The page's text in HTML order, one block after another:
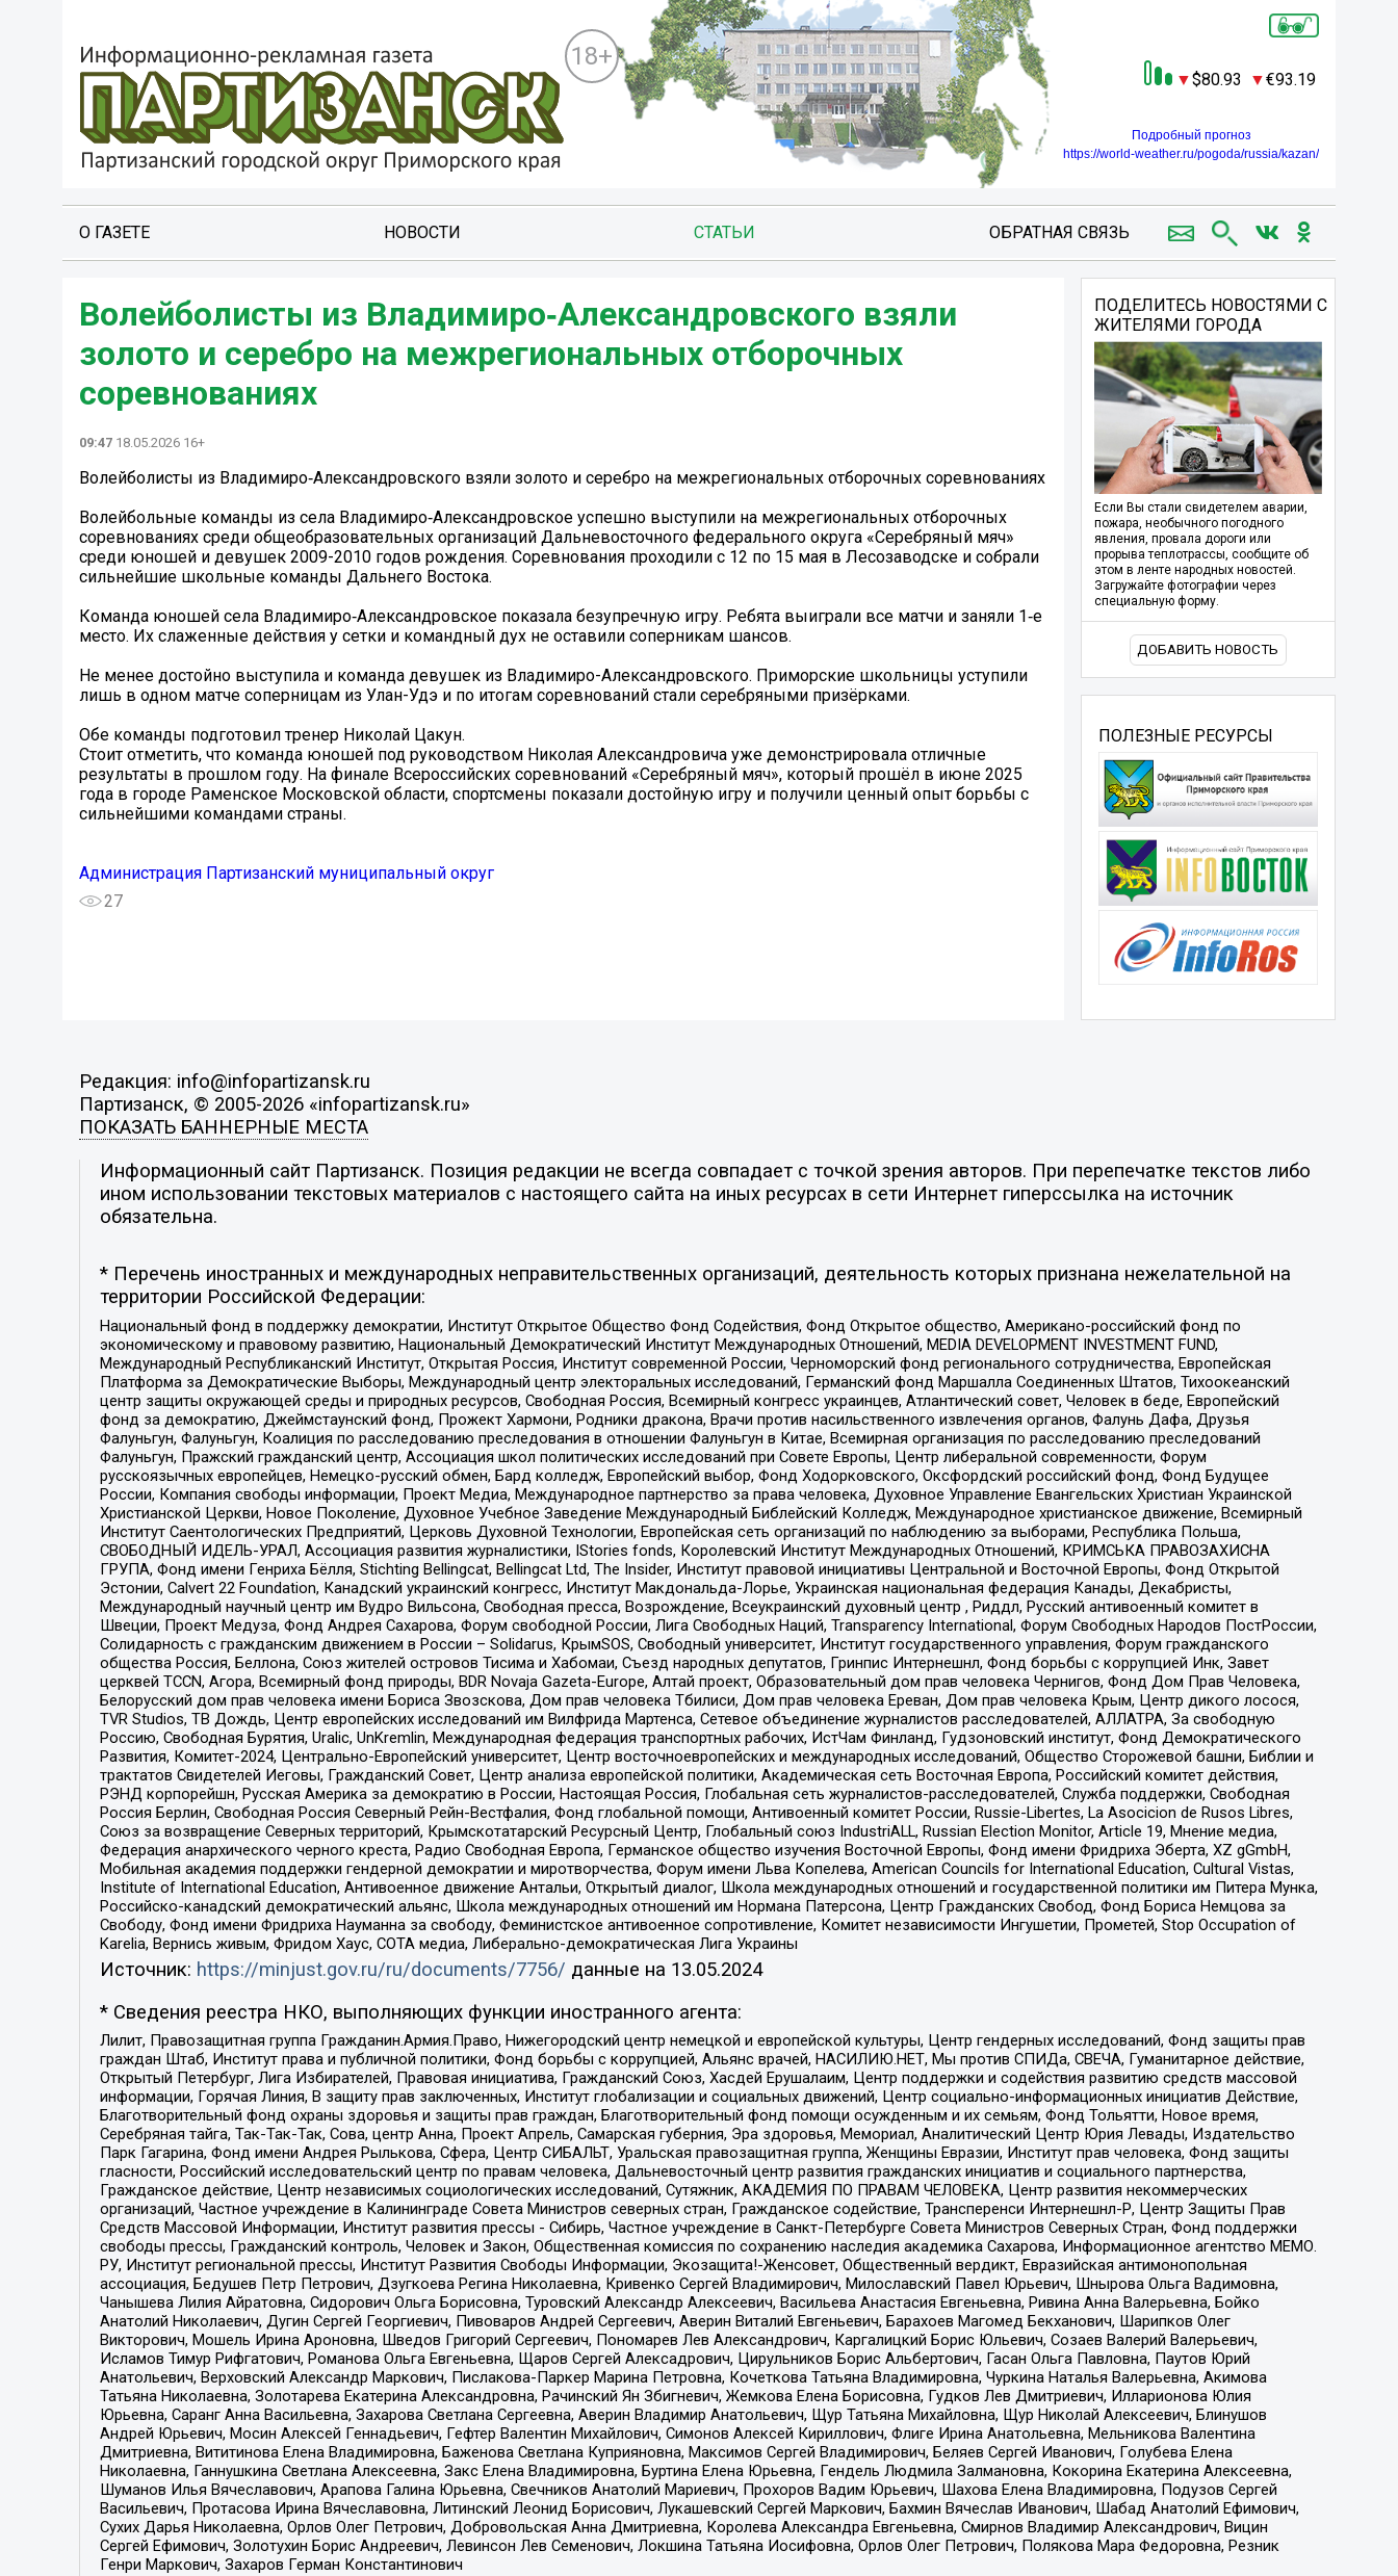
18+
80.93 93.19
Подробный прогноз
https://world-weather.ru/pogoda/russia/kazan/
О ГАЗЕТЕ НОВОСТИ СТАТЬИ ОБРАТНАЯ СВЯЗЬ
Волейболисты из Владимиро‑Александровского взяли
золото и серебро на межрегиональных отборочных
соревнованиях
09:47 18.05.2026 16+
Волейболисты из Владимиро‑Александровского взяли золото и серебро на межрегиональных отборочных соревнованиях
Волейбольные команды из села Владимиро‑Александровское успешно выступили на межрегиональных отборочных
соревнованиях среди общеобразовательных организаций Дальневосточного федерального округа «Серебряный мяч»
среди юношей и девушек 2009-2010 годов рождения. Соревнования проходили с 12 по 15 мая в Лесозаводске и собрали
сильнейшие школьные команды Дальнего Востока.
Команда юношей села Владимиро‑Александровское показала безупречную игру. Ребята выиграли все матчи и заняли 1‑е
место. Их слаженные действия у сетки и командный дух не оставили соперникам шансов.
Не менее достойно выступила и команда девушек из Владимиро-Александровского. Приморские школьницы уступили
лишь в одном матче соперницам из Улан-Удэ и по итогам соревнований стали серебряными призёрками.
Обе команды подготовил тренер Николай Цакун.
Стоит отметить, что команда юношей под руководством Николая Александровича уже демонстрировала отличные
результаты в прошлом году. На финале Всероссийских соревнований «Серебряный мяч», который прошёл в июне 2025
года в городе Раменское Московской области, спортсмены показали достойную игру и получили ценный опыт борьбы с
сильнейшими командами страны.
Администрация Партизанский муниципальный округ
27
ПОДЕЛИТЕСЬ НОВОСТЯМИ С
ЖИТЕЛЯМИ ГОРОДА
Если Вы стали свидетелем аварии,
пожара, необычного погодного
явления, провала дороги или
прорыва теплотрассы, сообщите об
этом в ленте народных новостей.
Загружайте фотографии через
специальную форму.
ДОБАВИТЬ НОВОСТЬ
ПОЛЕЗНЫЕ РЕСУРСЫ
Редакция: info@infopartizansk.ru
Партизанск, © 2005-2026 «infopartizansk.ru»
ПОКАЗАТЬ БАННЕРНЫЕ МЕСТА
Информационный сайт Партизанск. Позиция редакции не всегда совпадает с точкой зрения авторов. При перепечатке текстов либо
ином использовании текстовых материалов с настоящего сайта на иных ресурсах в сети Интернет гиперссылка на источник
обязательна.
* Перечень иностранных и международных неправительственных организаций, деятельность которых признана нежелательной на
территории Российской Федерации:
Национальный фонд в поддержку демократии, Институт Открытое Общество Фонд Содействия, Фонд Открытое общество, Американо-российский фонд по
экономическому и правовому развитию, Национальный Демократический Институт Международных Отношений, MEDIA DEVELOPMENT INVESTMENT FUND,
Международный Республиканский Институт, Открытая Россия, Институт современной России, Черноморский фонд регионального сотрудничества, Европейская
Платформа за Демократические Выборы, Международный центр электоральных исследований, Германский фонд Маршалла Соединенных Штатов, Тихоокеанский
центр защиты окружающей среды и природных ресурсов, Свободная Россия, Всемирный конгресс украинцев, Атлантический совет, Человек в беде, Европейский
фонд за демократию, Джеймстаунский фонд, Прожект Хармони, Родники дракона, Врачи против насильственного извлечения органов, Фалунь Дафа, Друзья
Фалуньгун, Фалуньгун, Коалиция по расследованию преследования в отношении Фалуньгун в Китае, Всемирная организация по расследованию преследований
Фалуньгун, Пражский гражданский центр, Ассоциация школ политических исследований при Совете Европы, Центр либеральной современности, Форум
русскоязычных европейцев, Немецко-русский обмен, Бард колледж, Европейский выбор, Фонд Ходорковского, Оксфордский российский фонд, Фонд Будущее
России, Компания свободы информации, Проект Медиа, Международное партнерство за права человека, Духовное Управление Евангельских Христиан Украинской
Христианской Церкви, Новое Поколение, Духовное Учебное Заведение Международный Библейский Колледж, Международное христианское движение, Всемирный
Институт Саентологических Предприятий, Церковь Духовной Технологии, Европейская сеть организаций по наблюдению за выборами, Республика Польша,
СВОБОДНЫЙ ИДЕЛЬ-УРАЛ, Ассоциация развития журналистики, IStories fonds, Королевский Институт Международных Отношений, КРИМСЬКА ПРАВОЗАХИСНА
ГРУПА, Фонд имени Генриха Бёлля, Stichting Bellingcat, Bellingcat Ltd, The Insider, Институт правовой инициативы Центральной и Восточной Европы, Фонд Открытой
Эстонии, Calvert 22 Foundation, Канадский украинский конгресс, Институт Макдональда-Лорье, Украинская национальная федерация Канады, Декабристы,
Международный научный центр им Вудро Вильсона, Свободная пресса, Возрождение, Всеукраинский духовный центр , Риддл, Русский антивоенный комитет в
Швеции, Проект Медуза, Фонд Андрея Сахарова, Форум свободной России, Лига Свободных Наций, Transparеncy International, Форум Свободных Народов ПостРоссии,
Солидарность с гражданским движением в России – Solidarus, КрымSOS, Свободный университет, Институт государственного управления, Форум гражданского
общества Россия, Беллона, Союз жителей островов Тисима и Хабомаи, Съезд народных депутатов, Гринпис Интернешнл, Фонд борьбы с коррупцией Инк, Завет
церквей TCCN, Агора, Всемирный фонд природы, BDR Novaja Gazeta-Europe, Алтай проект, Образовательный дом прав человека Чернигов, Фонд Дом Прав Человека,
Белорусский дом прав человека имени Бориса Звозскова, Дом прав человека Тбилиси, Дом прав человека Ереван, Дом прав человека Крым, Центр дикого лосося,
TVR Studios, ТВ Дождь, Центр европейских исследований им Вилфрида Мартенса, Сетевое объединение журналистов расследователей, АЛЛАТРА, За свободную
Россию, Свободная Бурятия, Uralic, UnKremlin, Международная федерация транспортных рабочих, ИстЧам Финланд, Гудзоновский институт, Фонд Демократического
Развития, Комитет-2024, Центрально-Европейский университет, Центр восточноевропейских и международных исследований, Общество Сторожевой башни, Библии и
трактатов Свидетелей Иеговы, Гражданский Совет, Центр анализа европейской политики, Академическая сеть Восточная Европа, Российский комитет действия,
РЭНД корпорейшн, Русская Америка за демократию в России, Настоящая Россия, Глобальная сеть журналистов-расследователей, Служба поддержки, Свободная
Россия Берлин, Свободная Россия Северный Рейн-Вестфалия, Фонд глобальной помощи, Антивоенный комитет России, Russie-Libertes, La Asocicion de Rusos Libres,
Союз за возвращение Северных территорий, Крымскотатарский Ресурсный Центр, Глобальный союз IndustriALL, Russian Election Monitor, Article 19, Мнение медиа,
Федерация анархического черного креста, Радио Свободная Европа, Германское общество изучения Восточной Европы, Фонд имени Фридриха Эберта, XZ gGmbH,
Мобильная академия поддержки гендерной демократии и миротворчества, Форум имени Льва Копелева, American Councils for International Education, Cultural Vistas,
Institute of International Education, Антивоенное движение Антальи, Открытый диалог, Школа международных отношений и государственной политики им Питера Мунка,
Российско-канадский демократический альянс, Школа международных отношений им Нормана Патерсона, Центр Гражданских Свобод, Фонд Бориса Немцова за
Свободу, Фонд имени Фридриха Науманна за свободу, Феминистское антивоенное сопротивление, Комитет независимости Ингушетии, Прометей, Stop Occupation of
Karelia, Вернись живым, Фридом Хаус, СОТА медиа, Либерально-демократическая Лига Украины
Источник: https://minjust.gov.ru/ru/documents/7756/ данные на 13.05.2024
* Сведения реестра НКО, выполняющих функции иностранного агента:
Лилит, Правозащитная группа Гражданин.Армия.Право, Нижегородский центр немецкой и европейской культуры, Центр гендерных исследований, Фонд защиты прав
граждан Штаб, Институт права и публичной политики, Фонд борьбы с коррупцией, Альянс врачей, НАСИЛИЮ.НЕТ, Мы против СПИДа, СВЕЧА, Гуманитарное действие,
Открытый Петербург, Лига Избирателей, Правовая инициатива, Гражданский Союз, Хасдей Ерушалаим, Центр поддержки и содействия развитию средств массовой
информации, Горячая Линия, В защиту прав заключенных, Институт глобализации и социальных движений, Центр социально-информационных инициатив Действие,
Благотворительный фонд охраны здоровья и защиты прав граждан, Благотворительный фонд помощи осужденным и их семьям, Фонд Тольятти, Новое время,
Серебряная тайга, Так-Так-Так, Сова, центр Анна, Проект Апрель, Самарская губерния, Эра здоровья, Мемориал, Аналитический Центр Юрия Левады, Издательство
Парк Гагарина, Фонд имени Андрея Рылькова, Сфера, Центр СИБАЛЬТ, Уральская правозащитная группа, Женщины Евразии, Институт прав человека, Фонд защиты
гласности, Российский исследовательский центр по правам человека, Дальневосточный центр развития гражданских инициатив и социального партнерства,
Гражданское действие, Центр независимых социологических исследований, Сутяжник, АКАДЕМИЯ ПО ПРАВАМ ЧЕЛОВЕКА, Центр развития некоммерческих
организаций, Частное учреждение в Калининграде Совета Министров северных стран, Гражданское содействие, Трансперенси Интернешнл-Р, Центр Защиты Прав
Средств Массовой Информации, Институт развития прессы - Сибирь, Частное учреждение в Санкт-Петербурге Совета Министров Северных Стран, Фонд поддержки
свободы прессы, Гражданский контроль, Человек и Закон, Общественная комиссия по сохранению наследия академика Сахарова, Информационное агентство МЕМО.
РУ, Институт региональной прессы, Институт Развития Свободы Информации, Экозащита!-Женсовет, Общественный вердикт, Евразийская антимонопольная
ассоциация, Бедушев Петр Петрович, Дзугкоева Регина Николаевна, Кривенко Сергей Владимирович, Милославский Павел Юрьевич, Шнырова Ольга Вадимовна,
Чанышева Лилия Айратовна, Сидорович Ольга Борисовна, Туровский Александр Алексеевич, Васильева Анастасия Евгеньевна, Ривина Анна Валерьевна, Бойко
Анатолий Николаевич, Дугин Сергей Георгиевич, Пивоваров Андрей Сергеевич, Аверин Виталий Евгеньевич, Барахоев Магомед Бекханович, Шарипков Олег
Викторович, Мошель Ирина Ароновна, Шведов Григорий Сергеевич, Пономарев Лев Александрович, Каргалицкий Борис Юльевич, Созаев Валерий Валерьевич,
Исламов Тимур Рифгатович, Романова Ольга Евгеньевна, Щаров Сергей Алексадрович, Цирульников Борис Альбертович, Гасан Ольга Павловна, Паутов Юрий
Анатольевич, Верховский Александр Маркович, Пислакова-Паркер Марина Петровна, Кочеткова Татьяна Владимировна, Чуркина Наталья Валерьевна, Акимова
Татьяна Николаевна, Золотарева Екатерина Александровна, Рачинский Ян Збигневич, Жемкова Елена Борисовна, Гудков Лев Дмитриевич, Илларионова Юлия
Юрьевна, Саранг Анна Васильевна, Захарова Светлана Сергеевна, Аверин Владимир Анатольевич, Щур Татьяна Михайловна, Щур Николай Алексеевич, Блинушов
Андрей Юрьевич, Мосин Алексей Геннадьевич, Гефтер Валентин Михайлович, Симонов Алексей Кириллович, Флиге Ирина Анатольевна, Мельникова Валентина
Дмитриевна, Вититинова Елена Владимировна, Баженова Светлана Куприяновна, Максимов Сергей Владимирович, Беляев Сергей Иванович, Голубева Елена
Николаевна, Ганнушкина Светлана Алексеевна, Закс Елена Владимировна, Буртина Елена Юрьевна, Гендель Людмила Залмановна, Кокорина Екатерина Алексеевна,
Шуманов Илья Вячеславович, Арапова Галина Юрьевна, Свечников Анатолий Мариевич, Прохоров Вадим Юрьевич, Шахова Елена Владимировна, Подузов Сергей
Васильевич, Протасова Ирина Вячеславовна, Литинский Леонид Борисович, Лукашевский Сергей Маркович, Бахмин Вячеслав Иванович, Шабад Анатолий Ефимович,
Сухих Дарья Николаевна, Орлов Олег Петрович, Добровольская Анна Дмитриевна, Королева Александра Евгеньевна, Смирнов Владимир Александрович, Вицин
Сергей Ефимович, Золотухин Борис Андреевич, Левинсон Лев Семенович, Локшина Татьяна Иосифовна, Орлов Олег Петрович, Полякова Мара Федоровна, Резник
Генри Маркович, Захаров Герман Константинович